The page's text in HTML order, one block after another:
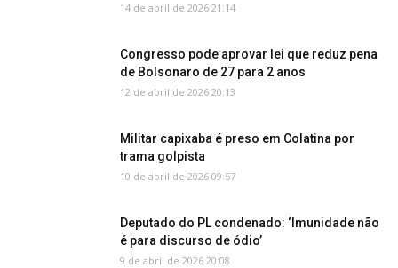
14 de abril de 2026 21:14
Congresso pode aprovar lei que reduz pena
de Bolsonaro de 27 para 2 anos
12 de abril de 2026 20:13
Militar capixaba é preso em Colatina por
trama golpista
10 de abril de 2026 09:57
Deputado do PL condenado: ‘Imunidade não
é para discurso de ódio’
9 de abril de 2026 20:08